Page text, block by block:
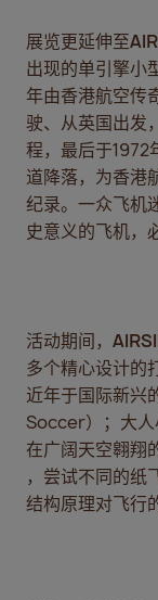
展览更延伸至
出现的单引擎小
年由香港航空传
驶、从英国出发
程，最后于1972
道降落，为香港
纪录。一众飞机
史意义的飞机，
活动期间，
多个精心设计的
近年于国际新兴
Soccer）；大人
在广阔天空翱翔
，尝试不同的纸
结构原理对飞行